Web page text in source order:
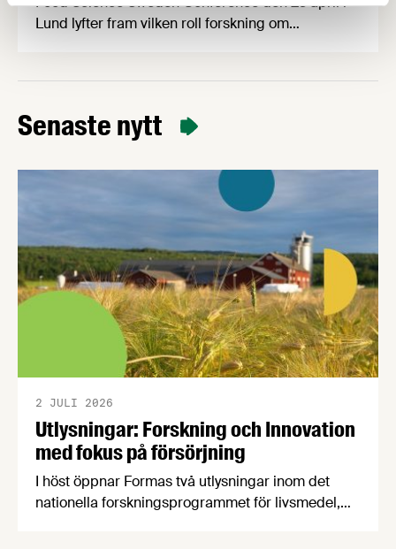
Lund lyfter fram vilken roll forskning om
diskussionerna om högprocessade livsmedel ökar.
alltid varit central för att kunna förse befolkningar
Senaste nytt
Utlysningar: Forskning och Innovation
med fokus på försörjning
2 JULI 2026
I höst öppnar Formas två utlysningar inom det
nationella forskningsprogrammet för livsmedel,